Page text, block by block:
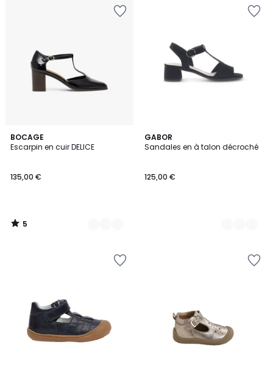
BOCAGE
Escarpin en cuir DELICE
135,00 €
5
/
2
Couleurs
5
/
GABOR
Sandales en à talon décroché
125,00 €
3
Couleurs